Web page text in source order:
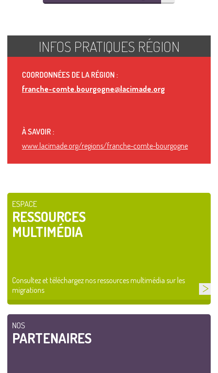
INFOS PRATIQUES RÉGION
COORDONNÉES DE LA RÉGION :
franche-comte.bourgogne@lacimade.org
À SAVOIR :
www.lacimade.org/regions/franche-comte-bourgogne
ESPACE
RESSOURCES
MULTIMÉDIA
Consultez et téléchargez nos ressources multimédia sur les
migrations
NOS
PARTENAIRES